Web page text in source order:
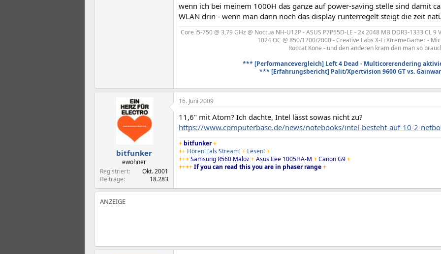
wenn ich bei meinem 1000H das ganze auf power-saving stelle sind damit
WLAN drin - wenn man dann noch das display runterregelt steigt die zeit
Core i5-750 @ 3,79 GHz @ Noctua NH-U12P - ASUS P7P55D-LE - 2x 2048 MB DDR3-1333 CL
1024 OC @ 850/1700/2000 - Creative Labs X-Fi XtremeGamer -
Roccat Kone - und den anderen kram den man so
*** [Performancevergleich] Left 4 Dead - Multicorerendering
*** [Erfahrungsbericht] Palit/Xpertvision 9600 GT vs.
bitfunker
ewohner
Registriert
Okt. 2001
Beiträge
18.283
16. Juni 2009
11,6" mit Atom? Ich dachte, Intel lässt sowas nicht zu?
https://www.computerbase.de/news/notebooks/intel-besteht-auf-10-2-
+ bitfunker+
++ Hören! [als Stream] + Lesen!+
+++Samsung R560 Maloz+Asus Eee 1005HA-M +Canon G9+
++++If you can read this you are in phaser range+